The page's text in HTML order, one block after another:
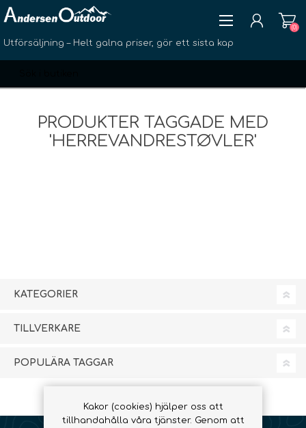
Utförsäljning – Helt galna priser, gör ett sista kap
(0)
PRODUKTER TAGGADE MED
'HERREVANDRESTØVLER'
KATEGORIER
TILLVERKARE
POPULÄRA TAGGAR
Kakor (cookies) hjälper oss att
tillhandahålla våra tjänster. Genom att